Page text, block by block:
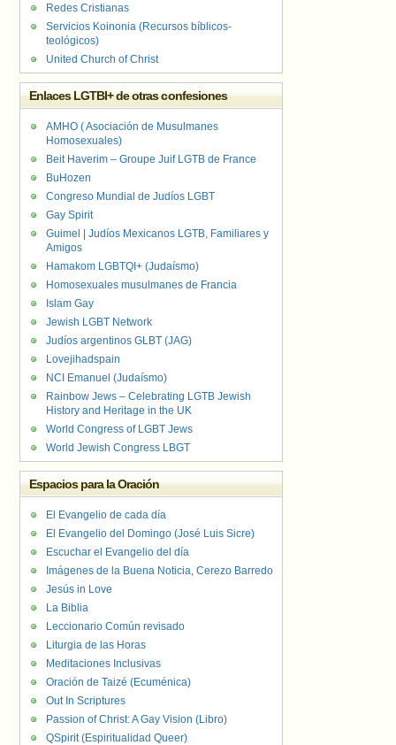
Redes Cristianas
Servicios Koinonia (Recursos bíblicos-
teológicos)
United Church of Christ
Enlaces LGTBI+ de otras confesiones
AMHO ( Asociación de Musulmanes
Homosexuales)
Beit Haverim – Groupe Juif LGTB de France
BuHozen
Congreso Mundial de Judíos LGBT
Gay Spirit
Guimel | Judíos Mexicanos LGTB, Familiares y
Amigos
Hamakom LGBTQI+ (Judaísmo)
Homosexuales musulmanes de Francia
Islam Gay
Jewish LGBT Network
Judíos argentinos GLBT (JAG)
Lovejihadspain
NCI Emanuel (Judaísmo)
Rainbow Jews – Celebrating LGTB Jewish
History and Heritage in the UK
World Congress of LGBT Jews
World Jewish Congress LBGT
Espacios para la Oración
El Evangelio de cada día
El Evangelio del Domingo (José Luis Sicre)
Escuchar el Evangelio del día
Imágenes de la Buena Noticia, Cerezo Barredo
Jesús in Love
La Biblia
Leccionario Común revisado
Liturgia de las Horas
Meditaciones Inclusivas
Oración de Taizé (Ecuménica)
Out In Scriptures
Passion of Christ: A Gay Vision (Libro)
QSpirit (Espiritualidad Queer)